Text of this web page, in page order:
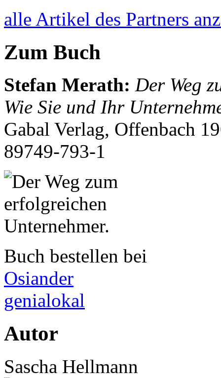
alle Artikel des Partners
Zum Buch
Stefan Merath: Der Weg
Wie Sie und Ihr
Gabal Verlag, Offenbach
89749-793-1
Buch bestellen bei
Osiander
genialokal
Autor
Sascha Hellmann